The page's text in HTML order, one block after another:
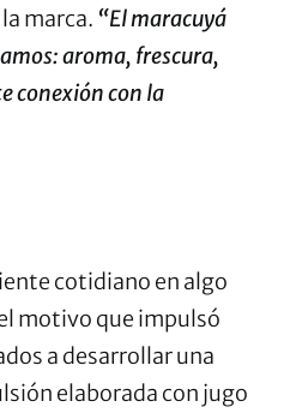
marca. “El maracuyá
aroma, frescura,
conexión con la
cotidiano en algo
motivo que impulsó
a desarrollar una
elaborada con jugo